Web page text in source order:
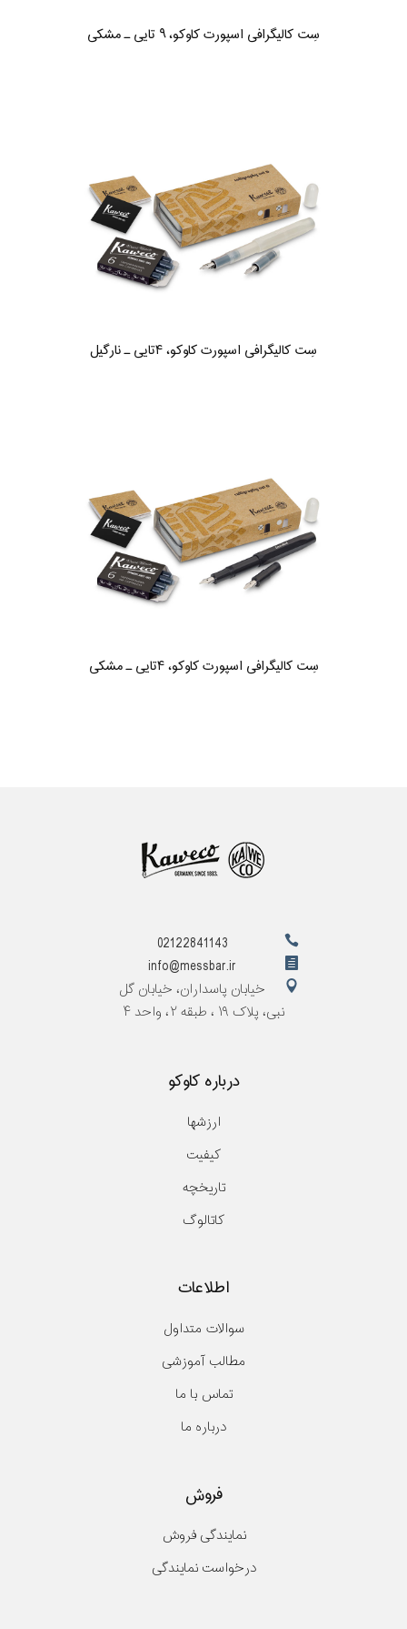
سِت کالیگرافی اسپورت کاوکو، ۹ تایی ـ مشکی
سِت کالیگرافی اسپورت کاوکو، ۴تایی ـ نارگیل
سِت کالیگرافی اسپورت کاوکو، ۴تایی ـ مشکی
02122841143
info@messbar.ir
خیابان پاسداران، خیابان گل
نبی، پلاک ۱۹ ، طبقه ۲، واحد ۴
درباره کاوکو
ارزشها
کیفیت
تاریخچه
کاتالوگ
اطلاعات
سوالات متداول
مطالب آموزشی
تماس با ما
درباره ما
فروش
نمایندگی فروش
درخواست نمایندگی